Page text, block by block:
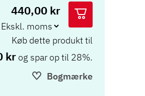
440,00 kr
Køb dette produkt til
kr og spar op til 28%.
Bogmærke